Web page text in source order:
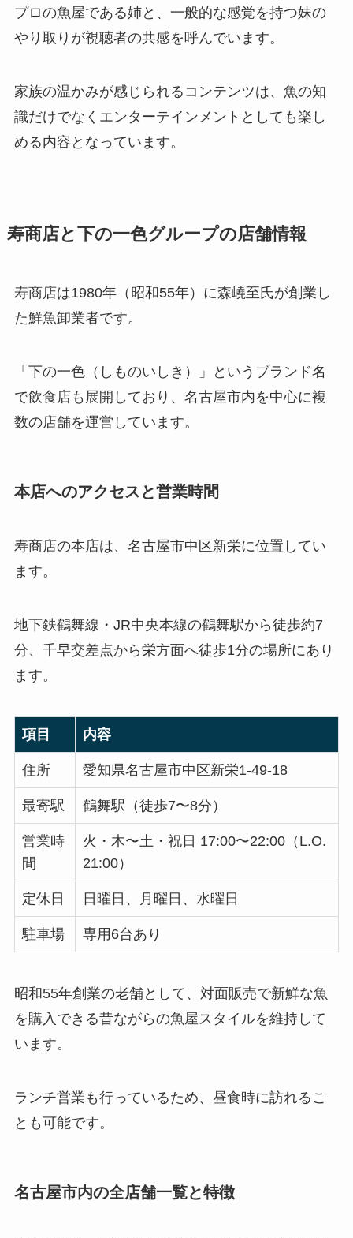
プロの魚屋である姉と、一般的な感覚を持つ妹の
やり取りが視聴者の共感を呼んでいます。
家族の温かみが感じられるコンテンツは、魚の知
識だけでなくエンターテインメントとしても楽し
める内容となっています。
寿商店と下の一色グループの店舗情報
寿商店は1980年（昭和55年）に森嶢至氏が創業し
た鮮魚卸業者です。
「下の一色（しものいしき）」というブランド名
で飲食店も展開しており、名古屋市内を中心に複
数の店舗を運営しています。
本店へのアクセスと営業時間
寿商店の本店は、名古屋市中区新栄に位置してい
ます。
地下鉄鶴舞線・JR中央本線の鶴舞駅から徒歩約7
分、千早交差点から栄方面へ徒歩1分の場所にあり
ます。
項目 内容
住所 愛知県名古屋市中区新栄1-49-18
最寄駅 鶴舞駅（徒歩7〜8分）
営業時
間
火・木〜土・祝日 17:00〜22:00（L.O.
21:00）
定休日 日曜日、月曜日、水曜日
駐車場 専用6台あり
昭和55年創業の老舗として、対面販売で新鮮な魚
を購入できる昔ながらの魚屋スタイルを維持して
います。
ランチ営業も行っているため、昼食時に訪れるこ
とも可能です。
名古屋市内の全店舗一覧と特徴